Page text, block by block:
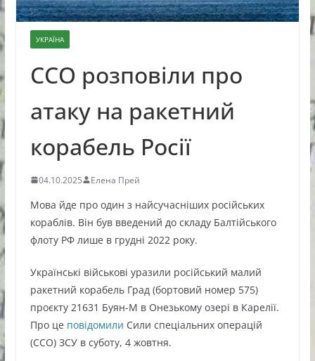
УКРАЇНА
ССО розповіли про
атаку на ракетний
корабель Росії
04.10.2025 Елена Прей
Мова йде про один з найсучасніших російських
кораблів. Він був введений до складу Балтійського
флоту РФ лише в грудні 2022 року.
Українські військові уразили російський малий
ракетний корабель Град (бортовий номер 575)
проєкту 21631 Буян-М в Онезькому озері в Карелії.
Про це повідомили Сили спеціальних операцій
(ССО) ЗСУ в суботу, 4 жовтня.